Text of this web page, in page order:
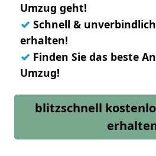
Umzug geht!
✓ Schnell &
erhalten!
✓ Finden Sie das beste
Umzug!
blitzschnell